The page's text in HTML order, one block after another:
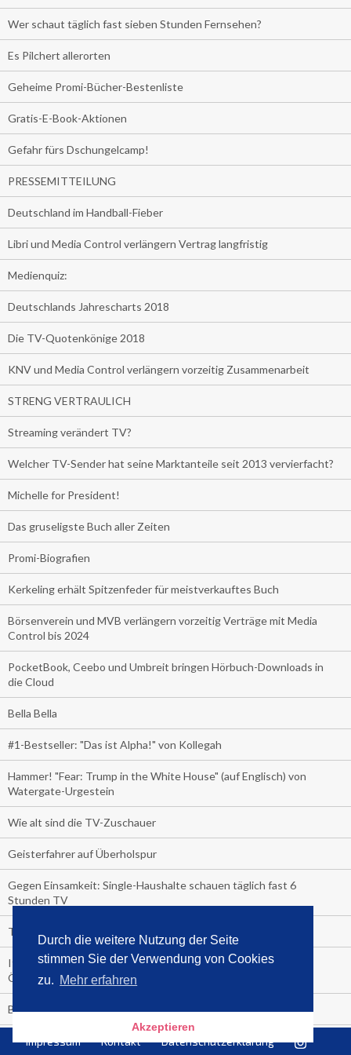
Durch die weitere Nutzung der Seite
stimmen Sie der Verwendung von Cookies
zu. Mehr erfahren
Akzeptieren
Wer schaut täglich fast sieben Stunden Fernsehen?
Es Pilchert allerorten
Geheime Promi-Bücher-Bestenliste
Gratis-E-Book-Aktionen
Gefahr fürs Dschungelcamp!
PRESSEMITTEILUNG
Deutschland im Handball-Fieber
Libri und Media Control verlängern Vertrag langfristig
Medienquiz:
Deutschlands Jahrescharts 2018
Die TV-Quotenkönige 2018
KNV und Media Control verlängern vorzeitig Zusammenarbeit
STRENG VERTRAULICH
Streaming verändert TV?
Welcher TV-Sender hat seine Marktanteile seit 2013 vervierfacht?
Michelle for President!
Das gruseligste Buch aller Zeiten
Promi-Biografien
Kerkeling erhält Spitzenfeder für meistverkauftes Buch
Börsenverein und MVB verlängern vorzeitig Verträge mit Media
Control bis 2024
PocketBook, Ceebo und Umbreit bringen Hörbuch-Downloads in
die Cloud
Bella Bella
#1-Bestseller: "Das ist Alpha!" von Kollegah
Hammer! "Fear: Trump in the White House" (auf Englisch) von
Watergate-Urgestein
Wie alt sind die TV-Zuschauer
Geisterfahrer auf Überholspur
Gegen Einsamkeit: Single-Haushalte schauen täglich fast 6
Stunden TV
TV-Quote:
Italienisches Kochbuch schießt auf Nummer 1 in Deutschland,
Österreich und Schweiz
Blick in die Garage der TV-Dauerglotzer
Die Deutschen investieren, während die Österreicher und
Impressum Kontakt Datenschutzerklärung